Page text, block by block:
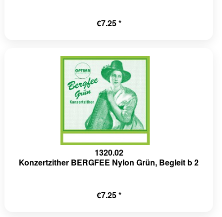
€7.25 *
1320.02
Konzertzither BERGFEE Nylon Grün, Begleit b 2
€7.25 *